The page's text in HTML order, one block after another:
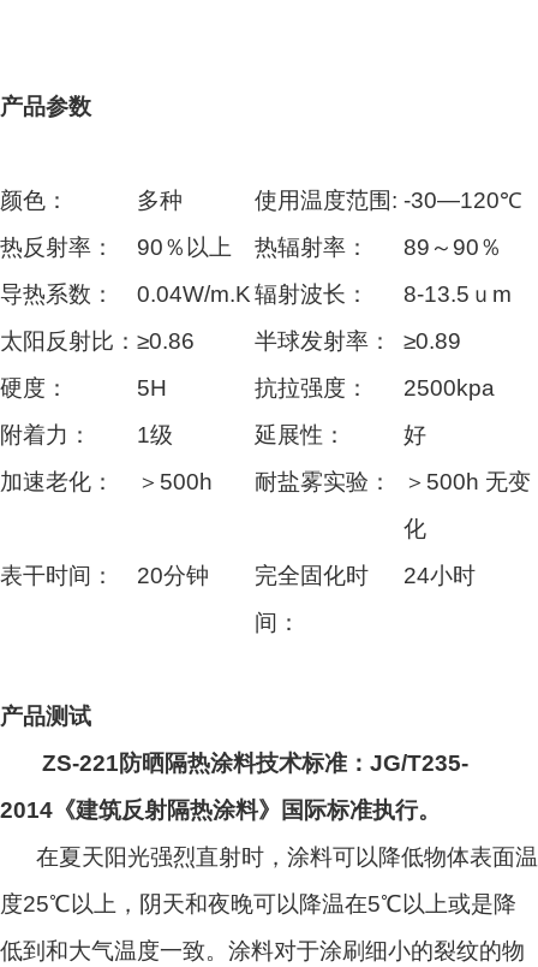
产品参数
颜色： 多种 使用温度范围: -30—120℃
热反射率：
90％以上 热辐射率：
89～90％
导热系数：
0.04W/m.K辐射波长：
8-13.5ｕm
太阳反射比： ≥0.86 半球发射率：
≥0.89
硬度：
5H 抗拉强度：
2500kpa
附着力：
1级 延展性：
好
加速老化：
＞500h 耐盐雾实验：
＞500h 无变
化
表干时间：
20分钟
完全固化时
间：
24小时
产品测试
ZS-221防晒隔热涂料技术标准： JG/T235-
2014 《建筑反射隔热涂料》国际标准执行。
在夏天阳光强烈直射时，涂料可以降低物体表面温
度25℃以上，阴天和夜晚可以降温在5℃以上或是降
低到和大气温度一致。涂料对于涂刷细小的裂纹的物